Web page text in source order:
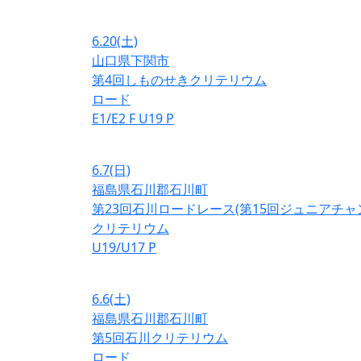
6.20(土)
山口県下関市
第4回しものせきクリテリウム
ロード
E1/E2 F U19 P
6.7(日)
福島県石川郡石川町
第23回石川ロードレース(第15回ジュニアチャ
クリテリウム
U19/U17 P
6.6(土)
福島県石川郡石川町
第5回石川クリテリウム
ロード